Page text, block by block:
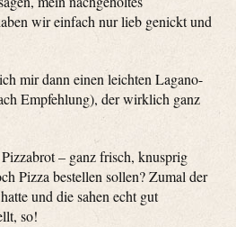
wir einfach nur lieb genickt und
mir dann einen leichten Lagano-
Empfehlung), der wirklich ganz
– ganz frisch, knusprig
Pizza bestellen sollen? Zumal der
und die sahen echt gut
so!